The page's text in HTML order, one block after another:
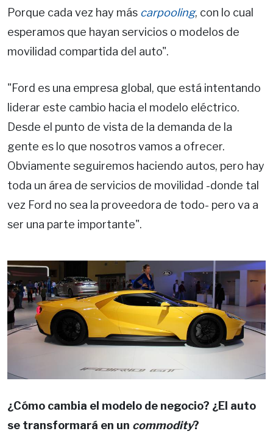
Porque cada vez hay más carpooling, con lo cual
esperamos que hayan servicios o modelos de
movilidad compartida del auto".
"Ford es una empresa global, que está intentando
liderar este cambio hacia el modelo eléctrico.
Desde el punto de vista de la demanda de la
gente es lo que nosotros vamos a ofrecer.
Obviamente seguiremos haciendo autos, pero hay
toda un área de servicios de movilidad -donde tal
vez Ford no sea la proveedora de todo- pero va a
ser una parte importante".
¿Cómo cambia el modelo de negocio? ¿El auto
se transformará en un commodity?